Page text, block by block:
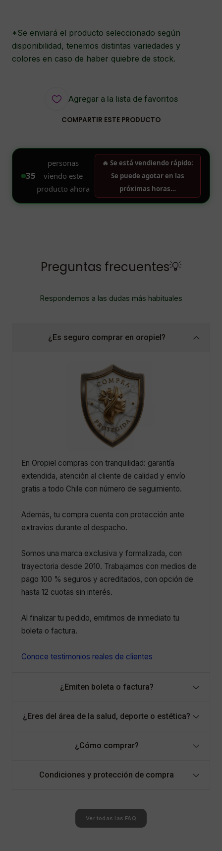
*Se enviará el producto seleccionado según
disponibilidad, tenemos distintas variedades y
colores en caso de haber quiebre de stock.
Agregar a la lista de favoritos
COMPARTIR ESTE PRODUCTO
Preguntas frecuentes💡
Respondemos a las dudas más habituales
¿Es seguro comprar en oropiel?
En Oropiel compras con tranquilidad: garantía
extendida, atención al cliente de calidad y envío
gratis a todo Chile con número de seguimiento.
Además, tu compra cuenta con protección ante
extravíos durante el despacho.
Somos una marca exclusiva y formalizada, con
trayectoria desde 2010. Trabajamos con medios de
pago 100 % seguros y acreditados, con opción de
hasta 12 cuotas sin interés.
Al finalizar tu pedido, emitimos de inmediato tu
boleta o factura.
Conoce testimonios reales de clientes
¿Emiten boleta o factura?
¿Eres del área de la salud, deporte o estética?
¿Cómo comprar?
Condiciones y protección de compra
Ver todas las FAQ